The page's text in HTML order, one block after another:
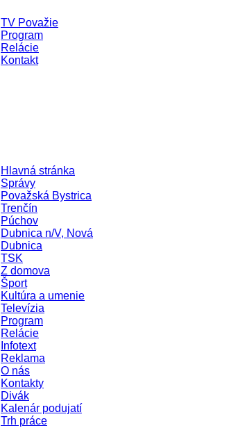
TV Považie
Program
Relácie
Kontakt
Hlavná stránka
Správy
Považská Bystrica
Trenčín
Púchov
Dubnica n/V, Nová
Dubnica
TSK
Z domova
Šport
Kultúra a umenie
Televízia
Program
Relácie
Infotext
Reklama
O nás
Kontakty
Divák
Kalenár podujatí
Trh práce